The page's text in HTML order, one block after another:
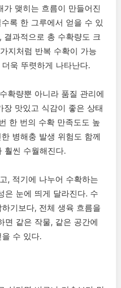
맺히는 흐름이 만들어진
록 한 그루에서 얻을 수 있
결과적으로 총 수확량도 크
지처럼 반복 수확이 가능
욱 뚜렷하게 나타난다.
확량뿐 아니라 품질 관리에
장 맛있고 식감이 좋은 상태
한 번의 수확 만족도도 높
병해충 발생 위험도 함께
훨씬 수월해진다.
, 적기에 나누어 수확하는
은 눈에 띄게 달라진다. 수
기보다, 전체 생육 흐름을
면 같은 작물, 같은 공간에
수 있다.